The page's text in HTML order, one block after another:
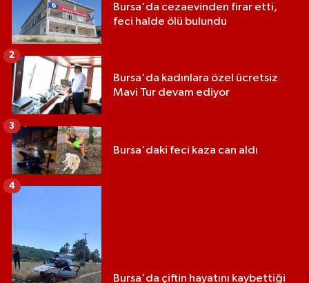
Bursa'da cezaevinden firar etti,
feci halde ölü bulundu
Bursa'da kadınlara özel ücretsiz
Mavi Tur devam ediyor
2
Bursa'daki feci kaza can aldı
3
Bursa'da çiftin hayatını kaybettiği
4